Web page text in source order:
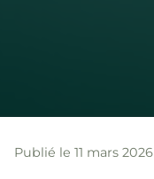
Publié le 11 mars 2026